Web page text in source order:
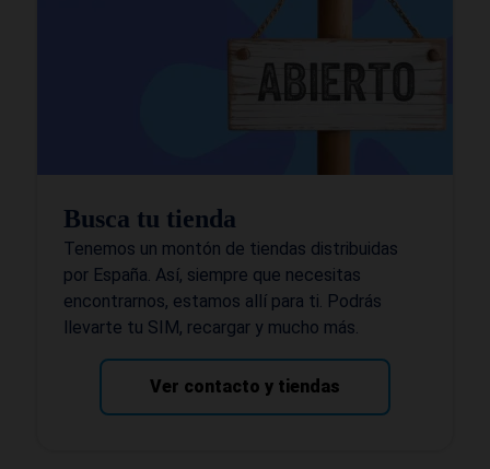
Busca tu tienda
Tenemos un montón de tiendas distribuidas
por España. Así, siempre que necesitas
encontrarnos, estamos allí para ti. Podrás
llevarte tu SIM, recargar y mucho más.
Ver contacto y tiendas